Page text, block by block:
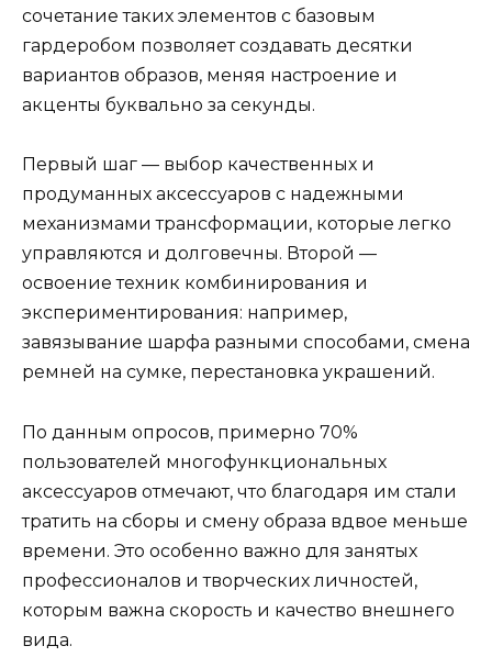
сочетание таких элементов с базовым
гардеробом позволяет создавать десятки
вариантов образов, меняя настроение и
акценты буквально за секунды.
Первый шаг — выбор качественных и
продуманных аксессуаров с надежными
механизмами трансформации, которые легко
управляются и долговечны. Второй —
освоение техник комбинирования и
экспериментирования: например,
завязывание шарфа разными способами, смена
ремней на сумке, перестановка украшений.
По данным опросов, примерно 70%
пользователей многофункциональных
аксессуаров отмечают, что благодаря им стали
тратить на сборы и смену образа вдвое меньше
времени. Это особенно важно для занятых
профессионалов и творческих личностей,
которым важна скорость и качество внешнего
вида.